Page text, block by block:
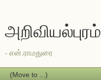
அறிவியல்புரம்
- என்.ராமதுரை